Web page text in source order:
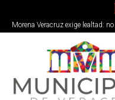
Morena Veracruz exige lealtad: